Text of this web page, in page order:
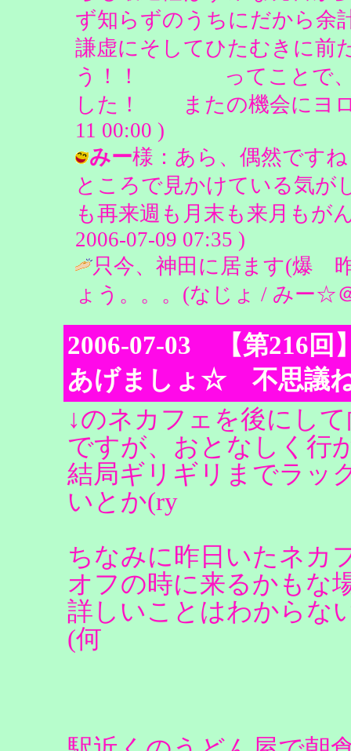
ず知らずのうちにだか
謙虚にそしてひたむきに前
う！！ ってことで、土
した！ またの機会にヨロ
11 00:00 )
みー様：あら、偶然です
ところで見かけている気
も再来週も月末も来月もが
2006-07-09 07:35 )
只今、神田に居ます(爆
ょう。。。(なじょ / みー☆
2006-07-03 【第216回
あげましょ☆ 不思議
↓のネカフェを後にし
ですが、おとなしく行
結局ギリギリまでラッ
いとか(ry
ちなみに昨日いたネカ
オフの時に来るかもな
詳しいことはわからな
(何